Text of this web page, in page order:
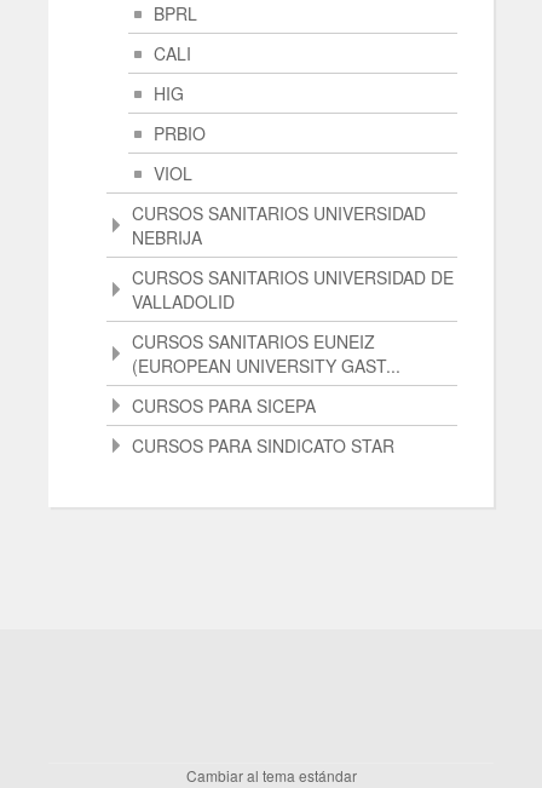
BPRL
CALI
HIG
PRBIO
VIOL
CURSOS SANITARIOS UNIVERSIDAD
NEBRIJA
CURSOS SANITARIOS UNIVERSIDAD DE
VALLADOLID
CURSOS SANITARIOS EUNEIZ
(EUROPEAN UNIVERSITY GAST...
CURSOS PARA SICEPA
CURSOS PARA SINDICATO STAR
Cambiar al tema estándar